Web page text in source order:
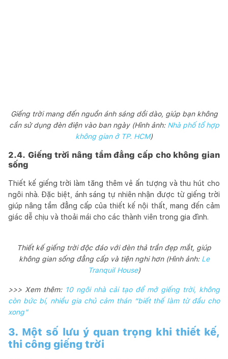
Giếng trời mang đến nguồn ánh sáng dồi dào, giúp bạn không
cần sử dụng đèn điện vào ban ngày (Hình ảnh: Nhà phố tổ hợp
không gian ở TP. HCM)
2.4. Giếng trời nâng tầm đẳng cấp cho không gian
sống
Thiết kế giếng trời làm tăng thêm vẻ ấn tượng và thu hút cho
ngôi nhà. Đặc biệt, ánh sáng tự nhiên nhận được từ giếng trời
giúp nâng tầm đẳng cấp của thiết kế nội thất, mang đến cảm
giác dễ chịu và thoải mái cho các thành viên trong gia đình.
Thiết kế giếng trời độc đáo với đèn thả trần đẹp mắt, giúp
không gian sống đẳng cấp và tiện nghi hơn (Hình ảnh: Le
Tranquil House)
>>> Xem thêm: 10 ngôi nhà cải tạo để mở giếng trời, không
còn bức bí, nhiều gia chủ cảm thán “biết thế làm từ đầu cho
xong”
3. Một số lưu ý quan trọng khi thiết kế,
thi công giếng trời